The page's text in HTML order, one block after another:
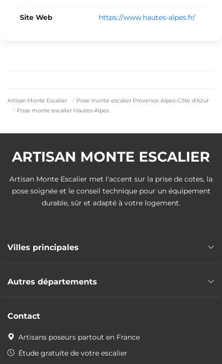
Artisan Monte Escalier
Pose monte escalier Provence-Alpes-Côte d'Azur
Pose monte escalier Hautes-Alpes
Site Web https://www.hautes-alpes.fr/
ARTISAN MONTE ESCALIER
Artisan Monte Escalier met l'accent sur la prise de cotes, la
pose soignée et le conseil technique pour un équipement
durable, sûr et adapté à votre logement.
Villes principales
Pose monte escalier Briançon
Autres départements
Pose monte escalier Alpes-de-Haute-Provence
Pose monte escalier Vaucluse
Contact
Artisans poseurs partout en France
Étude gratuite de votre escalier